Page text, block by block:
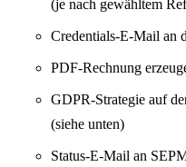
(je nach gewähltem
Credentials-E-Mail an
PDF-Rechnung
GDPR-Strategie auf
(siehe unten)
Status-E-Mail an